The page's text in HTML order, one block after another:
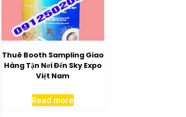
Thuê Booth Sampling Giao
Hàng Tận Nơi Đến Sky Expo
Việt Nam
Read more